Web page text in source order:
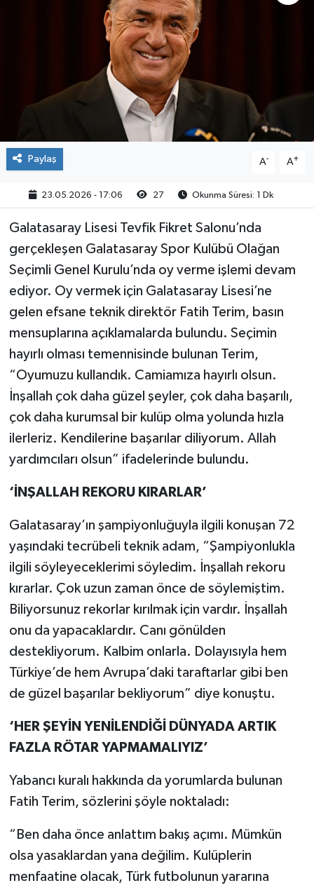
Paylaş A- A+
23.05.2026 - 17:06 27 Okunma Süresi: 1 Dk
Galatasaray Lisesi Tevfik Fikret Salonu’nda
gerçekleşen Galatasaray Spor Kulübü Olağan
Seçimli Genel Kurulu’nda oy verme işlemi devam
ediyor. Oy vermek için Galatasaray Lisesi’ne
gelen efsane teknik direktör Fatih Terim, basın
mensuplarına açıklamalarda bulundu. Seçimin
hayırlı olması temennisinde bulunan Terim,
“Oyumuzu kullandık. Camiamıza hayırlı olsun.
İnşallah çok daha güzel şeyler, çok daha başarılı,
çok daha kurumsal bir kulüp olma yolunda hızla
ilerleriz. Kendilerine başarılar diliyorum. Allah
yardımcıları olsun” ifadelerinde bulundu.
‘İNŞALLAH REKORU KIRARLAR’
Galatasaray’ın şampiyonluğuyla ilgili konuşan 72
yaşındaki tecrübeli teknik adam, “Şampiyonlukla
ilgili söyleyeceklerimi söyledim. İnşallah rekoru
kırarlar. Çok uzun zaman önce de söylemiştim.
Biliyorsunuz rekorlar kırılmak için vardır. İnşallah
onu da yapacaklardır. Canı gönülden
destekliyorum. Kalbim onlarla. Dolayısıyla hem
Türkiye’de hem Avrupa’daki taraftarlar gibi ben
de güzel başarılar bekliyorum” diye konuştu.
‘HER ŞEYİN YENİLENDİĞİ DÜNYADA ARTIK
FAZLA RÖTAR YAPMAMALIYIZ’
Yabancı kuralı hakkında da yorumlarda bulunan
Fatih Terim, sözlerini şöyle noktaladı:
“Ben daha önce anlattım bakış açımı. Mümkün
olsa yasaklardan yana değilim. Kulüplerin
menfaatine olacak, Türk futbolunun yararına